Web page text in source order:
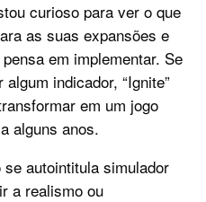
curioso para ver o que
as suas expansões e
em implementar. Se
indicador, “Ignite”
em um jogo
alguns anos.
autointitula simulador
a realismo ou